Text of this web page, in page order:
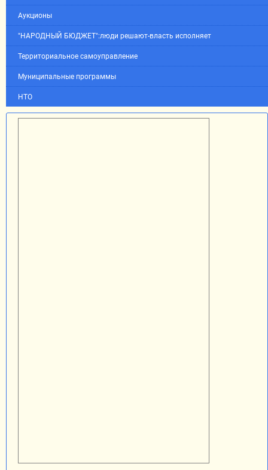
Аукционы
"НАРОДНЫЙ БЮДЖЕТ":люди решают-власть исполняет
Территориальное самоуправление
Муниципальные программы
НТО